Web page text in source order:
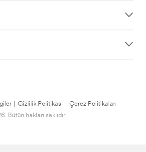
Gizlilik Politikası
Çerez Politikaları
Bütün hakları saklıdır.